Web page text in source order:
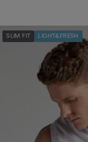
SLIM FIT LIGHT&FRESH